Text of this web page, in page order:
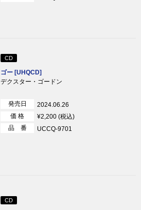
CD
ゴー [UHQCD]
デクスター・ゴードン
発売日
2024.06.26
価 格
¥2,200 (税込)
品 番
UCCQ-9701
CD